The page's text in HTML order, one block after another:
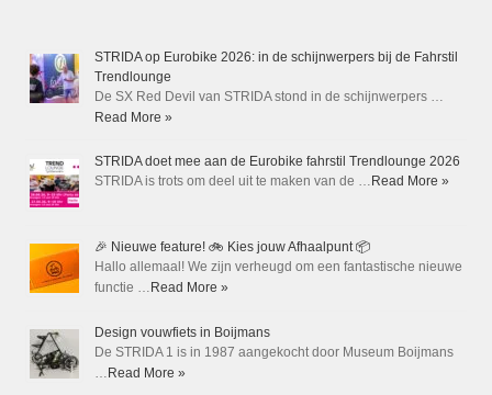
STRIDA op Eurobike 2026: in de schijnwerpers bij de Fahrstil
Trendlounge
De SX Red Devil van STRIDA stond in de schijnwerpers …
Read More »
STRIDA doet mee aan de Eurobike fahrstil Trendlounge 2026
STRIDA is trots om deel uit te maken van de …Read More »
🎉 Nieuwe feature! 🚲 Kies jouw Afhaalpunt 📦
Hallo allemaal! We zijn verheugd om een fantastische nieuwe
functie …Read More »
Design vouwfiets in Boijmans
De STRIDA 1 is in 1987 aangekocht door Museum Boijmans
…Read More »